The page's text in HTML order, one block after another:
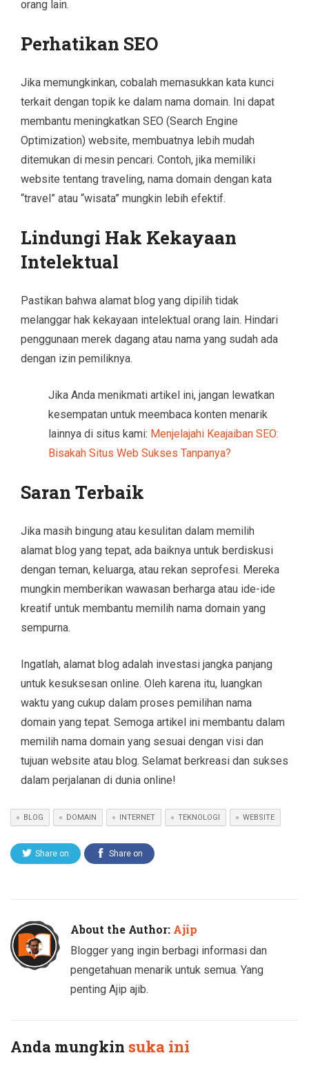
orang lain.
Perhatikan SEO
Jika memungkinkan, cobalah memasukkan kata kunci
terkait dengan topik ke dalam nama domain. Ini dapat
membantu meningkatkan SEO (Search Engine
Optimization) website, membuatnya lebih mudah
ditemukan di mesin pencari. Contoh, jika memiliki
website tentang traveling, nama domain dengan kata
“travel” atau “wisata” mungkin lebih efektif.
Lindungi Hak Kekayaan
Intelektual
Pastikan bahwa alamat blog yang dipilih tidak
melanggar hak kekayaan intelektual orang lain. Hindari
penggunaan merek dagang atau nama yang sudah ada
dengan izin pemiliknya.
Jika Anda menikmati artikel ini, jangan lewatkan
kesempatan untuk meembaca konten menarik
lainnya di situs kami: Menjelajahi Keajaiban SEO:
Bisakah Situs Web Sukses Tanpanya?
Saran Terbaik
Jika masih bingung atau kesulitan dalam memilih
alamat blog yang tepat, ada baiknya untuk berdiskusi
dengan teman, keluarga, atau rekan seprofesi. Mereka
mungkin memberikan wawasan berharga atau ide-ide
kreatif untuk membantu memilih nama domain yang
sempurna.
Ingatlah, alamat blog adalah investasi jangka panjang
untuk kesuksesan online. Oleh karena itu, luangkan
waktu yang cukup dalam proses pemilihan nama
domain yang tepat. Semoga artikel ini membantu dalam
memilih nama domain yang sesuai dengan visi dan
tujuan website atau blog. Selamat berkreasi dan sukses
dalam perjalanan di dunia online!
BLOG DOMAIN INTERNET TEKNOLOGI WEBSITE
Share on Share on
About the Author: Ajip
Blogger yang ingin berbagi informasi dan
pengetahuan menarik untuk semua. Yang
penting Ajip ajib.
Anda mungkin suka ini